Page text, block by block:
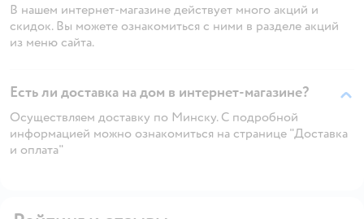
В нашем интернет-магазине действует много акций и
скидок. Вы можете ознакомиться с ними в разделе акций
из меню сайта.
Есть ли доставка на дом в интернет-магазине?
Осуществляем доставку по Минску. С подробной
информацией можно ознакомиться на странице "Доставка
и оплата"